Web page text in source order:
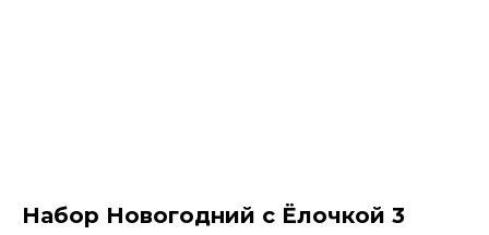
Набор Новогодний с Ёлочкой 3